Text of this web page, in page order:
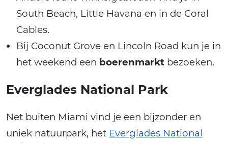
South Beach, Little Havana en in de Coral
Cables.
Bij Coconut Grove en Lincoln Road kun je in
het weekend een boerenmarkt bezoeken.
Everglades National Park
Net buiten Miami vind je een bijzonder en
uniek natuurpark, het Everglades National